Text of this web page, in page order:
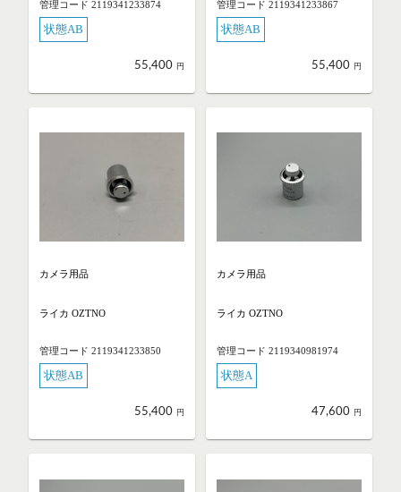
管理コード 2119341233874
状態AB
55,400 円
管理コード 2119341233867
状態AB
55,400 円
カメラ用品
ライカ OZTNO
管理コード 2119341233850
状態AB
55,400 円
カメラ用品
ライカ OZTNO
管理コード 2119340981974
状態A
47,600 円